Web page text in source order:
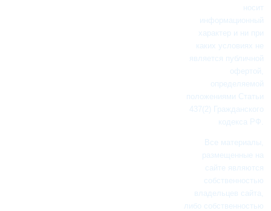
носит
информационный
характер и ни при
каких условиях не
является публичной
офертой,
определяемой
положениями Статьи
437(2) Гражданского
кодекса РФ.
Все материалы,
размещенные на
сайте являются
собственностью
владельцев сайта,
либо собственностью